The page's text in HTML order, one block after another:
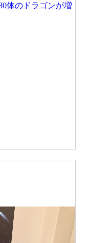
体のドラゴンが増